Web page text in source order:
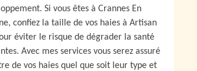
Si vous êtes à Crannes En
confiez la taille de vos haies à Artisan
éviter le risque de dégrader la santé
Avec mes services vous serez assuré
de vos haies quel que soit leur type et